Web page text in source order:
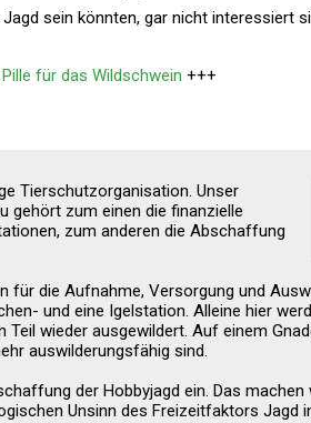
sein könnten, gar nicht interessiert
für das Wildschwein +++
Tierschutzorganisation. Unser
gehört zum einen die finanzielle
zum anderen die Abschaffung
für die Aufnahme, Versorgung und
und eine Igelstation. Alleine hier
wieder ausgewildert. Auf einem
auswilderungsfähig sind.
der Hobbyjagd ein. Das
Unsinn des Freizeitfaktors Jagd